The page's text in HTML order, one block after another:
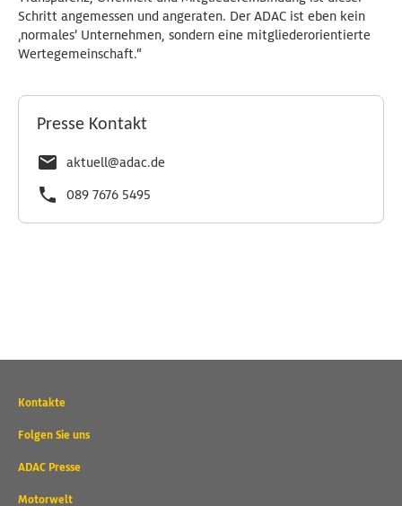
Schritt angemessen und angeraten. Der ADAC ist eben kein
‚normales’ Unternehmen, sondern eine mitgliederorientierte
Wertegemeinschaft.“
Presse Kontakt
aktuell@adac.de
089 7676 5495
Wichtige
und
Links
Kontakte
Folgen Sie uns
ADAC Presse
Motorwelt